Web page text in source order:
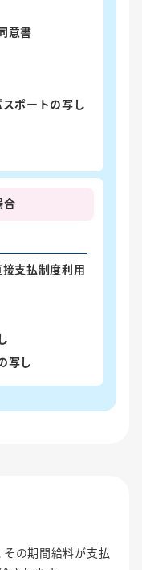
意書
スポートの写し
合
支払制度利用
写し
その期間給料が支払